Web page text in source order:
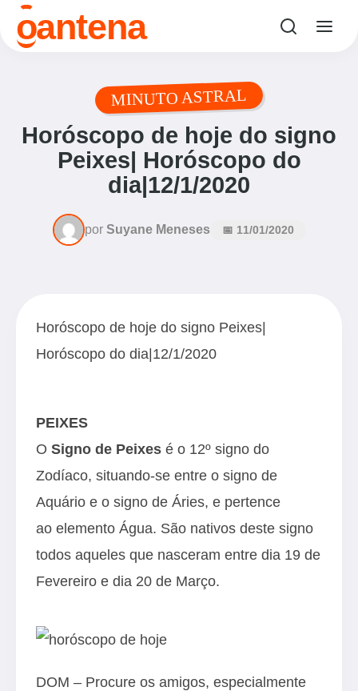
oantena
MINUTO ASTRAL
Horóscopo de hoje do signo
Peixes| Horóscopo do
dia|12/1/2020
por Suyane Meneses 📅 11/01/2020
Horóscopo de hoje do signo Peixes|
Horóscopo do dia|12/1/2020
PEIXES
O Signo de Peixes é o 12º signo do
Zodíaco, situando-se entre o signo de
Aquário e o signo de Áries, e pertence
ao elemento Água. São nativos deste signo
todos aqueles que nasceram entre dia 19 de
Fevereiro e dia 20 de Março.
DOM – Procure os amigos, especialmente